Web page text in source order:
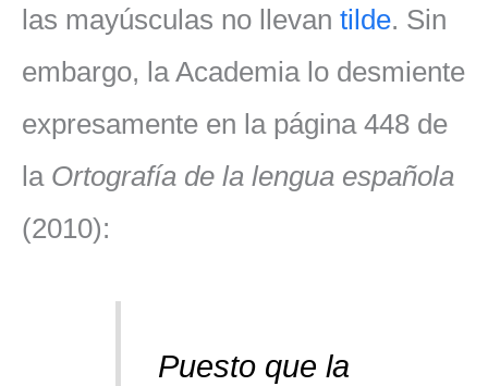
las mayúsculas no llevan tilde. Sin
embargo, la Academia lo desmiente
expresamente en la página 448 de
la Ortografía de la lengua española
(2010):
Puesto que la